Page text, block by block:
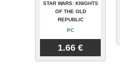
STAR WARS: KNIGHTS
OF THE OLD
REPUBLIC
PC
1.66 €